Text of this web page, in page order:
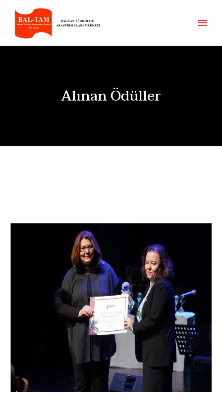
Alınan Ödüller
ÖDÜLÜ
Verildi